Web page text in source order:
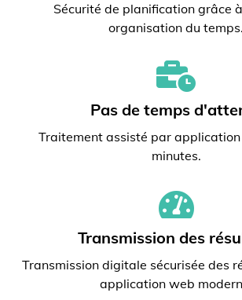
Sécurité de planification grâce
organisation du temps.
Pas de temps
Traitement assisté par application
minutes.
Transmission des
Transmission digitale sécurisée des
application web